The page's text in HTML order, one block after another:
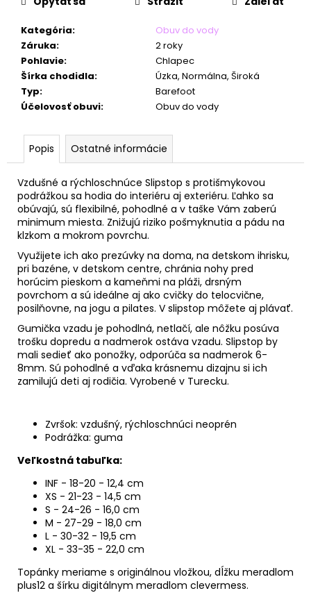
Kategória:
Obuv do vody
Záruka:
2 roky
Pohlavie:
Chlapec
Šírka chodidla:
Úzka, Normálna, Široká
Typ:
Barefoot
Účelovosť obuvi: Obuv do vody
Popis Ostatné informácie
Vzdušné a rýchloschnúce Slipstop s protišmykovou
podrážkou sa hodia do interiéru aj exteriéru. Ľahko sa
obúvajú, sú flexibilné, pohodlné a v taške Vám zaberú
minimum miesta. Znižujú riziko pošmyknutia a pádu na
klzkom a mokrom povrchu.
Využijete ich ako prezúvky na doma, na detskom ihrisku,
pri bazéne, v detskom centre, chránia nohy pred
horúcim pieskom a kameňmi na pláži, drsným
povrchom a sú ideálne aj ako cvičky do telocvične,
posilňovne, na jogu a pilates. V slipstop môžete aj plávať.
Gumička vzadu je pohodlná, netlačí, ale nôžku posúva
trošku dopredu a nadmerok ostáva vzadu. Slipstop by
mali sedieť ako ponožky, odporúča sa nadmerok 6-
8mm. Sú pohodlné a vďaka krásnemu dizajnu si ich
zamilujú deti aj rodičia. Vyrobené v Turecku.
Zvršok: vzdušný, rýchloschnúci neoprén
Podrážka: guma
Veľkostná tabuľka:
INF - 18-20 - 12,4 cm
XS - 21-23 - 14,5 cm
S - 24-26 - 16,0 cm
M - 27-29 - 18,0 cm
L - 30-32 - 19,5 cm
XL - 33-35 - 22,0 cm
Topánky meriame s originálnou vložkou, dĺžku meradlom
plus12 a šírku digitálnym meradlom clevermess.
m
e